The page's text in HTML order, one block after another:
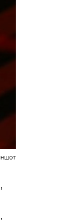
,